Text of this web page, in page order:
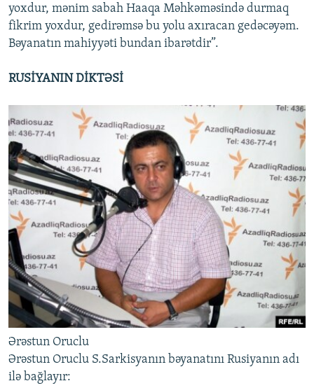
yoxdur, mənim sabah Haaqa Məhkəməsində durmaq
fikrim yoxdur, gedirəmsə bu yolu axıracan gedəcəyəm.
Bəyanatın mahiyyəti bundan ibarətdir”.
RUSİYANIN DİKTƏSİ
Ərəstun Oruclu
Ərəstun Oruclu S.Sarkisyanın bəyanatını Rusiyanın adı
ilə bağlayır: